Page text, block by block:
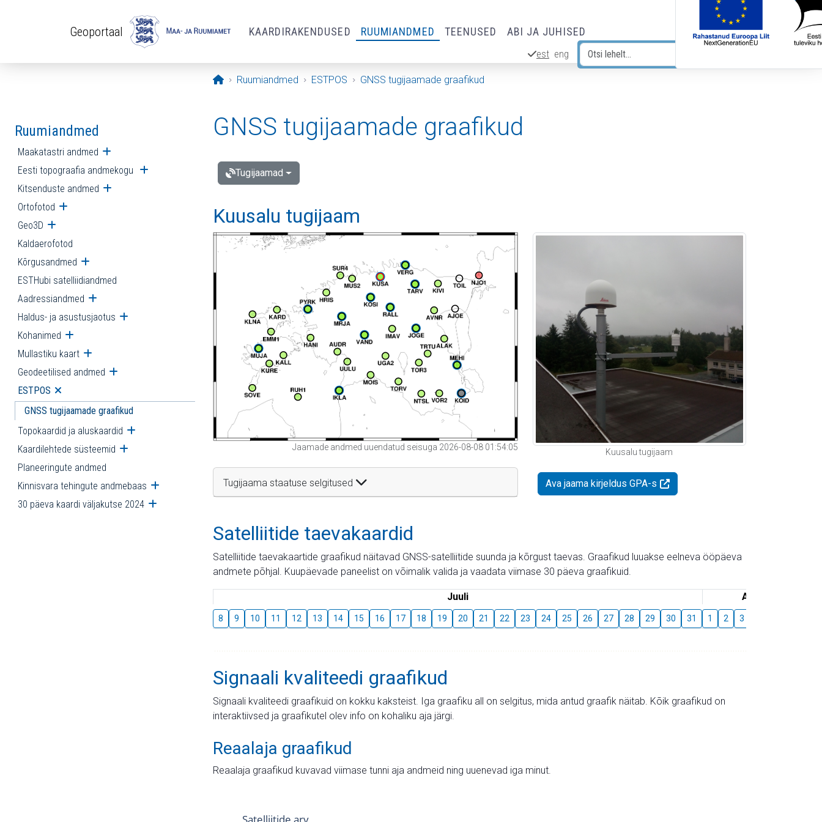
Geoportaal KAARDIRAKENDUSED RUUMIANDMED TEENUSED ABI JA JUHISED
est eng
Avaleht
Ruumiandmed ESTPOS GNSS tugijaamade graafikud
Ruumiandmed
Maakatastri andmed Ava alammenüü
Eesti topograafia andmekogu Ava alammenüü
Kitsenduste andmed Ava alammenüü
Ortofotod Ava alammenüü
Geo3D Ava alammenüü
Kaldaerofotod
Kõrgusandmed Ava alammenüü
ESTHubi satelliidiandmed
Aadressiandmed Ava alammenüü
Haldus- ja asustusjaotus Ava alammenüü
Kohanimed Ava alammenüü
Mullastiku kaart Ava alammenüü
Geodeetilised andmed Ava alammenüü
ESTPOS Ava alammenüü
GNSS tugijaamade graafikud
Topokaardid ja aluskaardid Ava alammenüü
Kaardilehtede süsteemid Ava alammenüü
Planeeringute andmed
Kinnisvara tehingute andmebaas Ava alammenüü
30 päeva kaardi väljakutse 2024 Ava alammenüü
GNSS tugijaamade graafikud
Tugijaamad
Kuusalu tugijaam
Jaamade andmed uuendatud seisuga 2026-08-08 01:54:05
Tugijaama staatuse selgitused
Kuusalu tugijaam
Ava jaama kirjeldus GPA-s
Satelliitide taevakaardid
Satelliitide taevakaartide graafikud näitavad GNSS-satelliitide suunda ja kõrgust taevas. Graafikud luuakse eelneva ööpäeva
andmete põhjal. Kuupäevade paneelist on võimalik valida ja vaadata viimase 30 päeva graafikuid.
Juuli August
8 9 10 11 12 13 14 15 16 17 18 19 20 21 22 23 24 25 26 27 28 29 30 31 1 2 3
Signaali kvaliteedi graafikud
Signaali kvaliteedi graafikuid on kokku kaksteist. Iga graafiku all on selgitus, mida antud graafik näitab. Kõik graafikud on
interaktiivsed ja graafikutel olev info on kohaliku aja järgi.
Reaalaja graafikud
Reaalaja graafikud kuvavad viimase tunni aja andmeid ning uuenevad iga minut.